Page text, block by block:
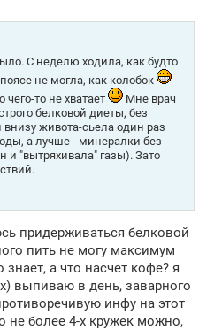
С неделю ходила, как будто
не могла, как колобок
чего-то не хватает
Мне врач
белковой диеты, без
внизу живота-сьела один раз
а лучше - минералки без
и "вытряхивала" газы). Зато
придерживаться белковой
пить не могу максимум
знает, а что насчет кофе? я
выпиваю в день, заварного
инфу на этот
не более 4-х кружек можно,